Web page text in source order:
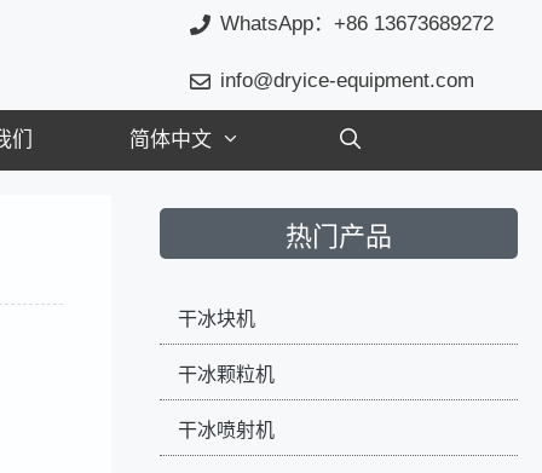
WhatsApp：+86 13673689272
info@dryice-equipment.com
们 简体中文
热门产品
干冰块机
干冰颗粒机
干冰喷射机